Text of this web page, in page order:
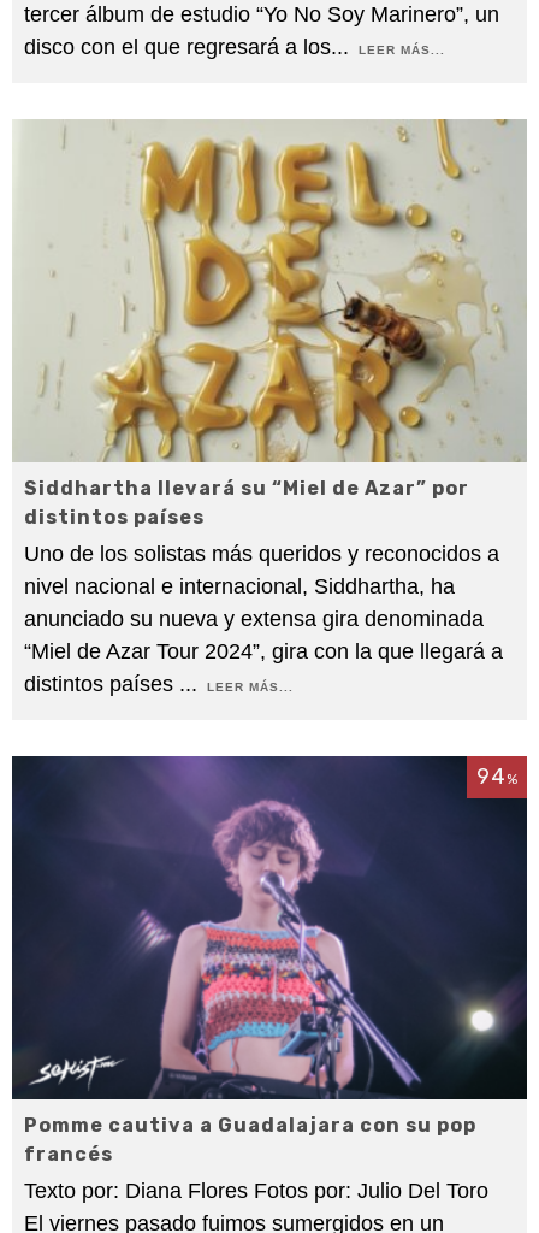
tercer álbum de estudio “Yo No Soy Marinero”, un
disco con el que regresará a los... LEER MÁS...
Siddhartha llevará su “Miel de Azar” por
distintos países
Uno de los solistas más queridos y reconocidos a
nivel nacional e internacional, Siddhartha, ha
anunciado su nueva y extensa gira denominada
“Miel de Azar Tour 2024”, gira con la que llegará a
distintos países ... LEER MÁS...
94%
Pomme cautiva a Guadalajara con su pop
francés
Texto por: Diana Flores Fotos por: Julio Del Toro
El viernes pasado fuimos sumergidos en un